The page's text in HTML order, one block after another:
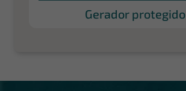
Gerador protegido